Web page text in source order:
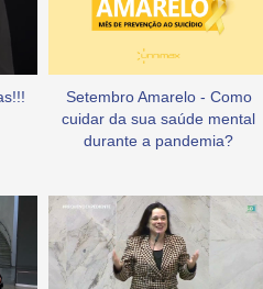
Setembro Amarelo - Como
cuidar da sua saúde mental
durante a pandemia?